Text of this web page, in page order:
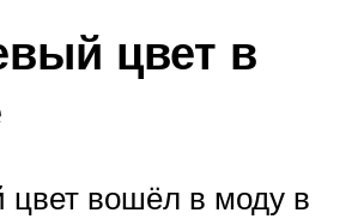
цвет в
вошёл в моду в